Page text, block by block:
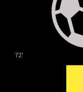
72'